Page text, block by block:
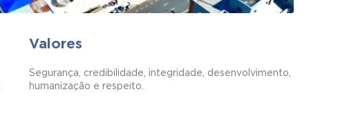
Valores
Segurança, credibilidade, integridade, desenvolvimento,
humanização e respeito.